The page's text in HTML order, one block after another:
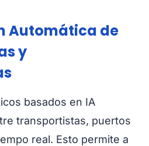
Automática de
y
basados en IA
transportistas, puertos
real. Esto permite a